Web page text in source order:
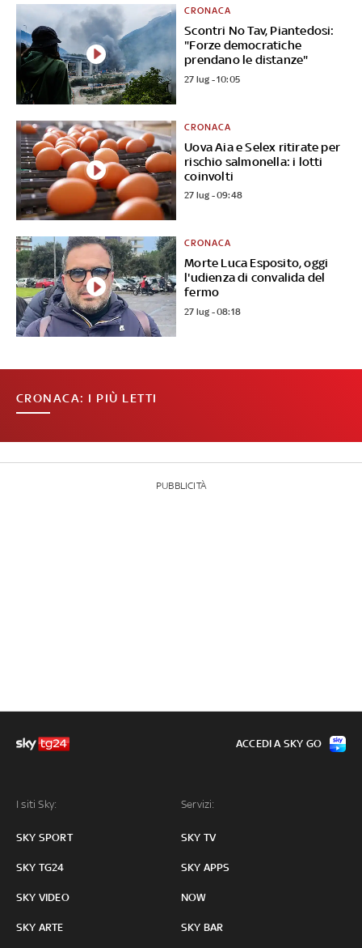
Scontri No Tav, Piantedosi:
"Forze democratiche
prendano le distanze"
CRONACA
27 lug - 10:05
Uova Aia e Selex ritirate per
rischio salmonella: i lotti
coinvolti
CRONACA
27 lug - 09:48
Morte Luca Esposito, oggi
l'udienza di convalida del
fermo
CRONACA
27 lug - 08:18
CRONACA: I PIÙ LETTI
PUBBLICITÀ
I siti Sky:
SKY SPORT
SKY TG24
SKY VIDEO
SKY ARTE
Servizi:
SKY TV
SKY APPS
NOW
SKY BAR
ACCEDI A SKY GO